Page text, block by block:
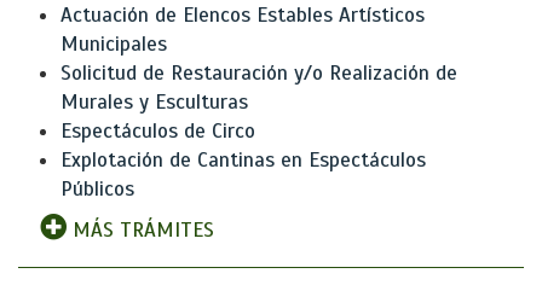
Actuación de Elencos Estables Artísticos
Municipales
Solicitud de Restauración y/o Realización de
Murales y Esculturas
Espectáculos de Circo
Explotación de Cantinas en Espectáculos
Públicos
MÁS TRÁMITES